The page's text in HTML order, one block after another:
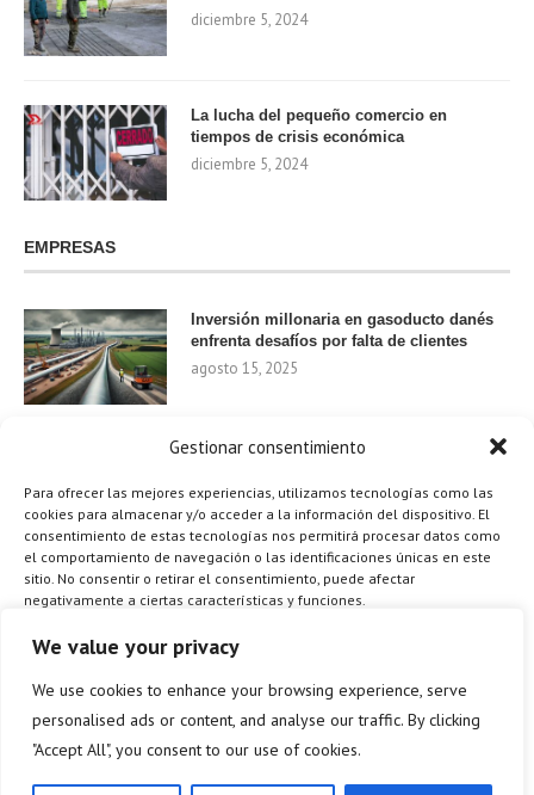
We value your privacy
We use cookies to enhance your browsing experience, serve
personalised ads or content, and analyse our traffic. By clicking
"Accept All", you consent to our use of cookies.
Gestionar consentimiento
Para ofrecer las mejores experiencias, utilizamos tecnologías como las
cookies para almacenar y/o acceder a la información del dispositivo. El
consentimiento de estas tecnologías nos permitirá procesar datos como
el comportamiento de navegación o las identificaciones únicas en este
sitio. No consentir o retirar el consentimiento, puede afectar
negativamente a ciertas características y funciones.
Gestionar los servicios
ACEPTAR
DENEGAR
diciembre 5, 2024
La lucha del pequeño comercio en
tiempos de crisis económica
diciembre 5, 2024
EMPRESAS
Inversión millonaria en gasoducto danés
enfrenta desafíos por falta de clientes
agosto 15, 2025
de IA para 2024
agosto 9, 2025
¿Cómo el Método de Tres Sillas de Walt
Productividad?